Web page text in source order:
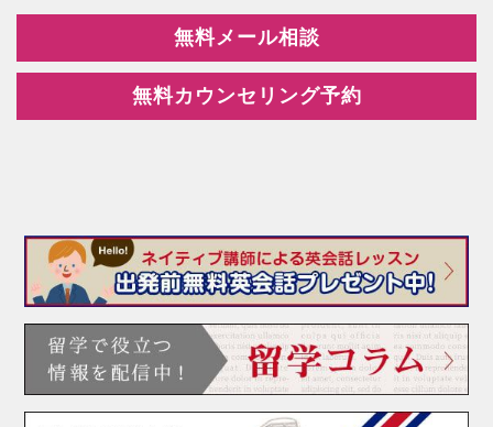
無料メール相談
無料カウンセリング予約